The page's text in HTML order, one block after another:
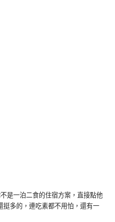
是一泊二食的住宿方案，直接點他
多的，連吃素都不用怕，還有一